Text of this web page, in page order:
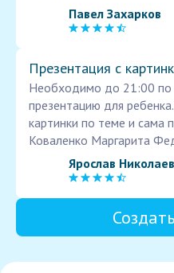
Павел Захарков
Презентация с
Необходимо до 21:00 по
презентацию для
картинки по теме и сама
Коваленко Маргарита
Ярослав Николаев